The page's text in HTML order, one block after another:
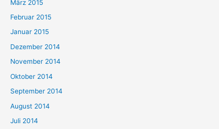
März 2015
Februar 2015
Januar 2015
Dezember 2014
November 2014
Oktober 2014
September 2014
August 2014
Juli 2014